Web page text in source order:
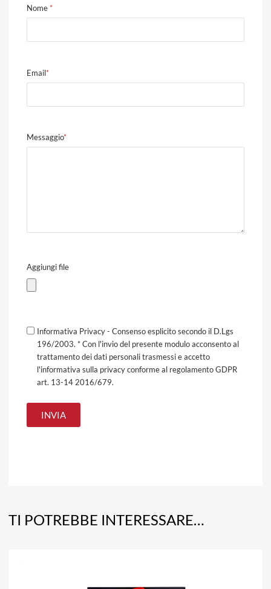
Nome*
Email*
Messaggio*
Aggiungi file
Informativa Privacy - Consenso esplicito secondo il D.Lgs
196/2003. * Con l'invio del presente modulo acconsento al
trattamento dei dati personali trasmessi e accetto
l'informativa sulla privacy conforme al regolamento GDPR
art. 13-14 2016/679.
TI POTREBBE INTERESSARE…